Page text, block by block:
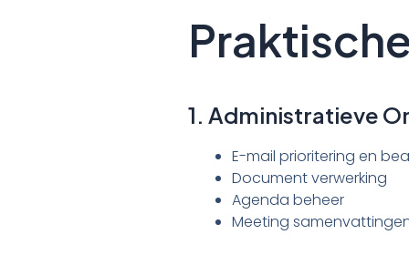
1. Administratieve
E-mail prioritering en
Document verwerking
Agenda beheer
Meeting